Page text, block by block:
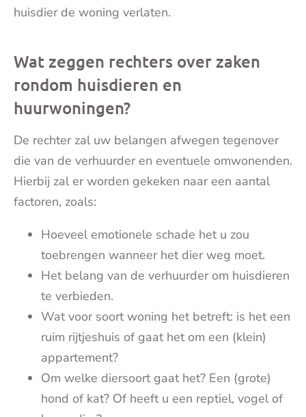
huisdier de woning verlaten.
Wat zeggen rechters over zaken
rondom huisdieren en
huurwoningen?
De rechter zal uw belangen afwegen tegenover
die van de verhuurder en eventuele omwonenden.
Hierbij zal er worden gekeken naar een aantal
factoren, zoals:
Hoeveel emotionele schade het u zou
toebrengen wanneer het dier weg moet.
Het belang van de verhuurder om huisdieren
te verbieden.
Wat voor soort woning het betreft: is het een
ruim rijtjeshuis of gaat het om een (klein)
appartement?
Om welke diersoort gaat het? Een (grote)
hond of kat? Of heeft u een reptiel, vogel of